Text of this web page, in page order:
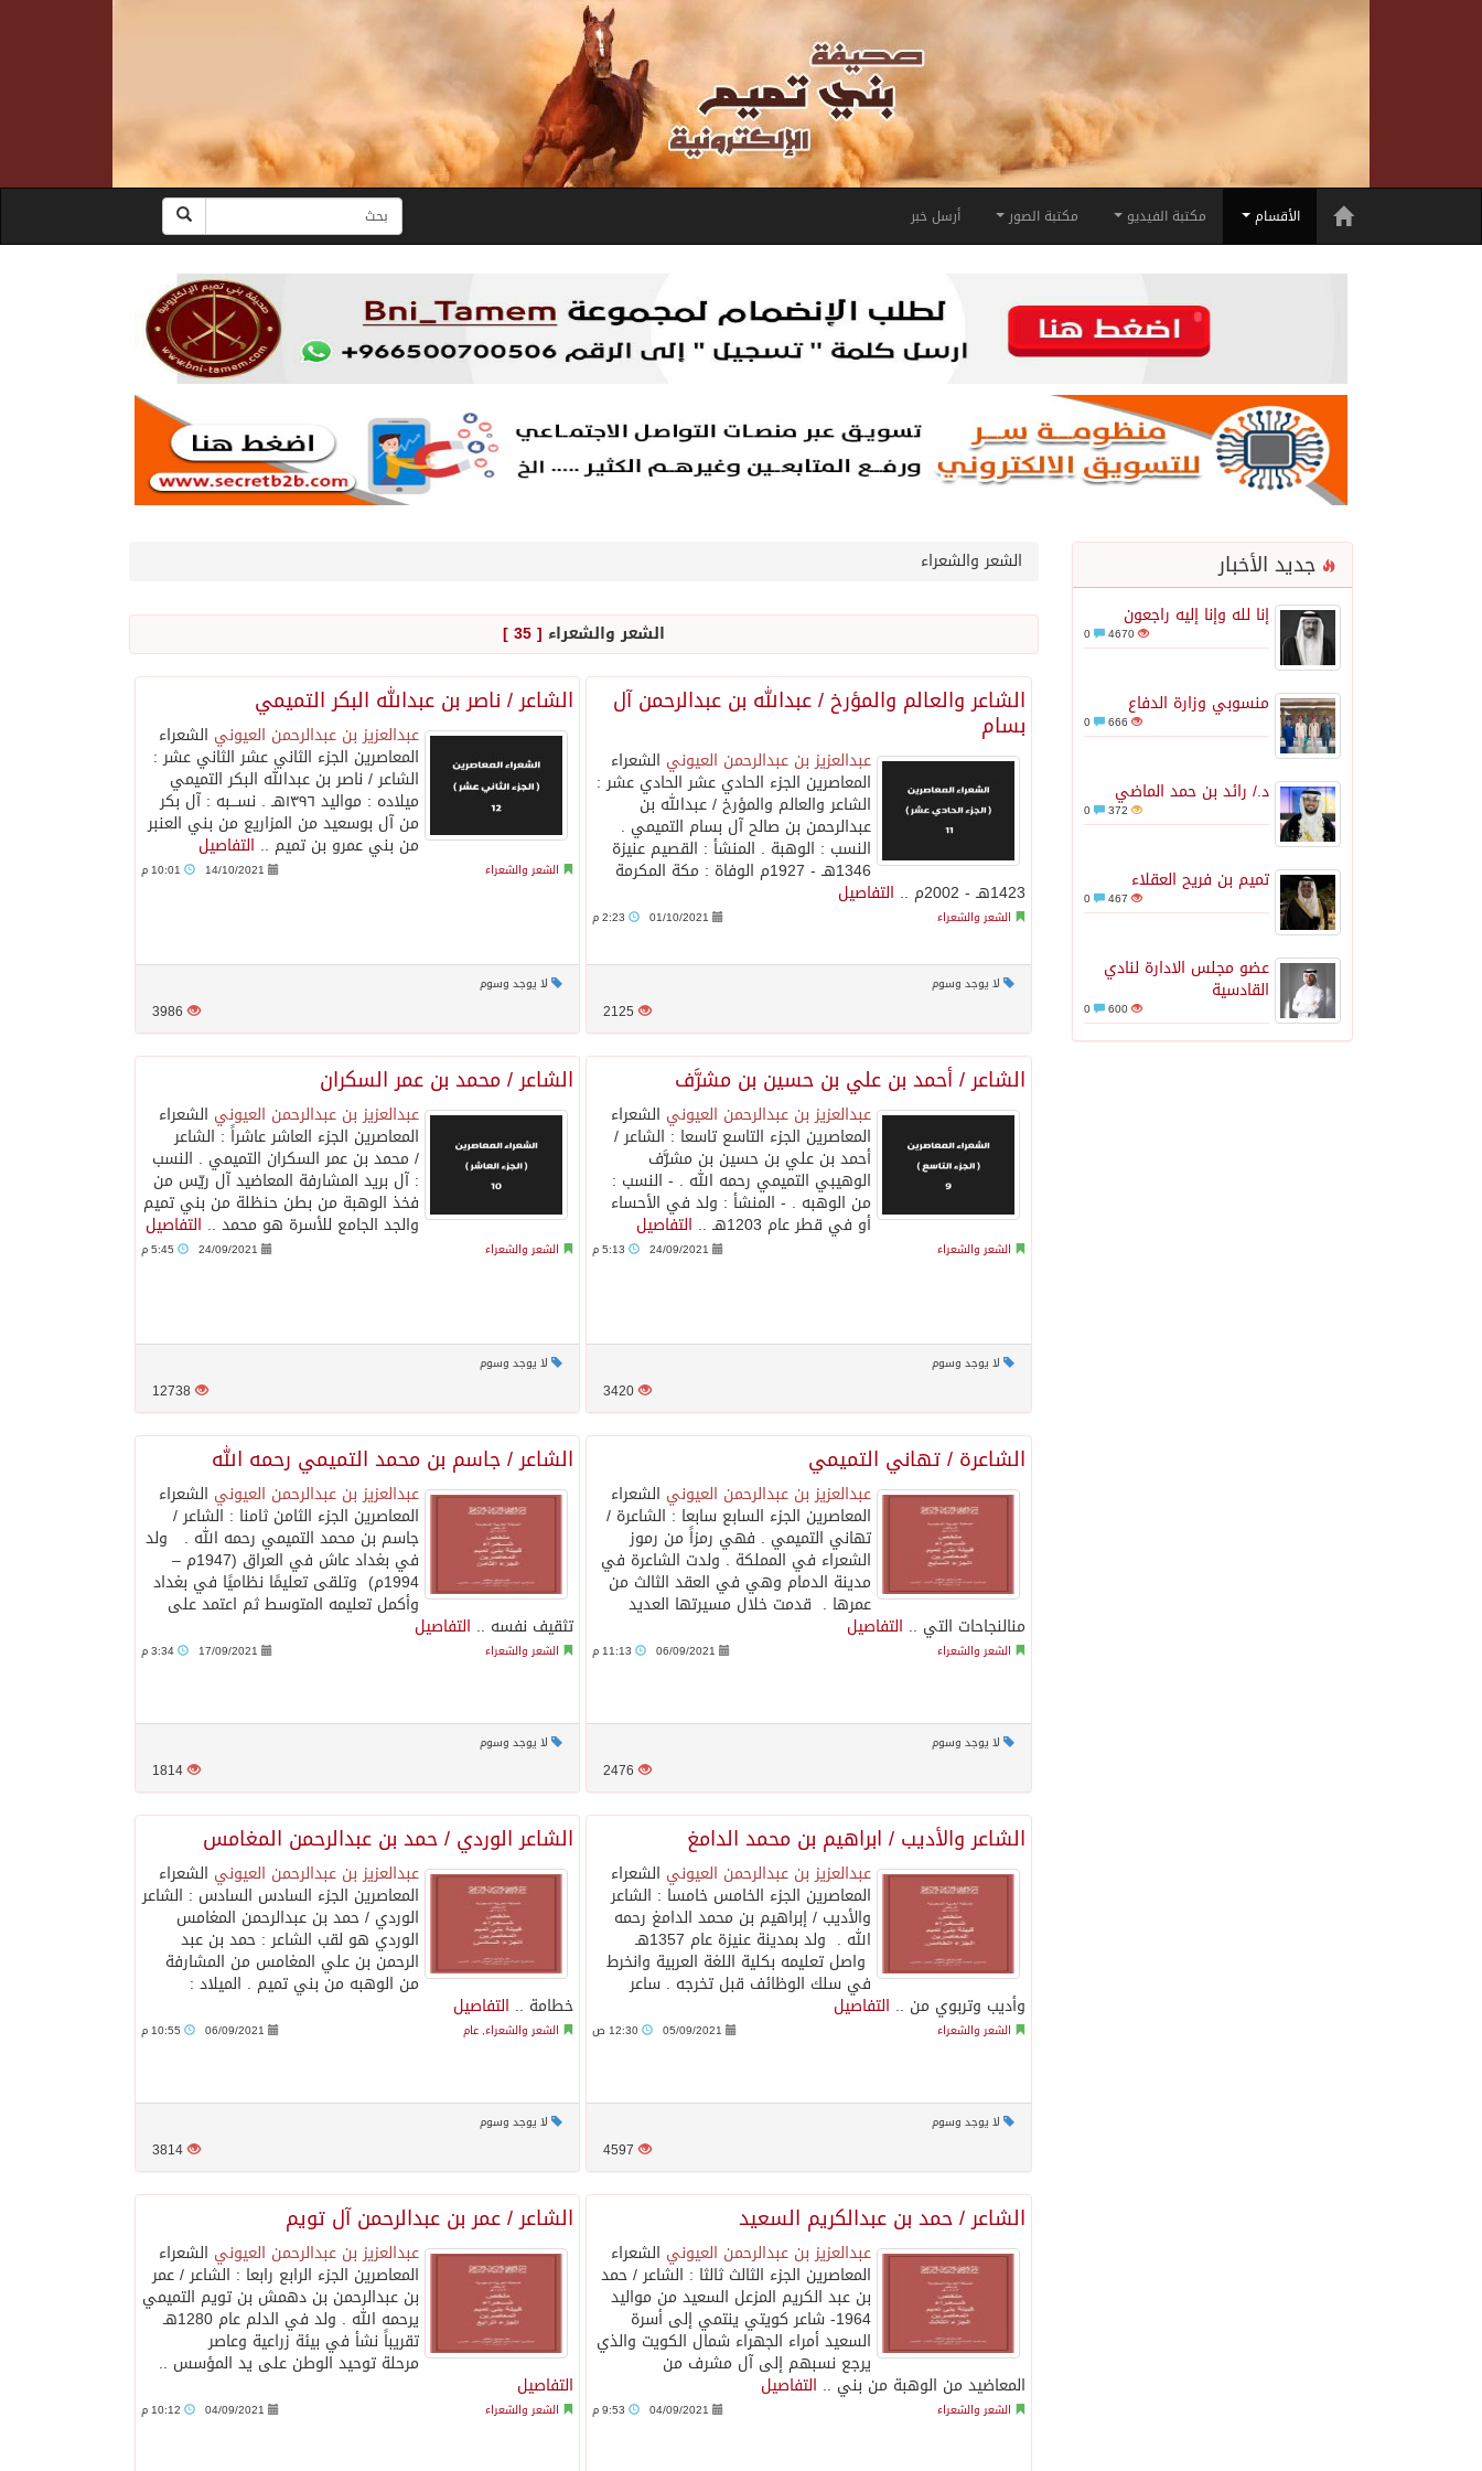
الأقسام مكتبة الفيديو مكتبة الصور أرسل خبر
جديد الأخبار
إنا لله وإنا إليه راجعون
4670
منسوبي وزارة الدفاع
666
د./ رائد بن حمد الماضي
372
تميم بن فريح العقلاء
467
عضو مجلس الادارة لنادي
القادسية
600
الشعر والشعراء
الشعر والشعراء [ 35 ]
الشاعر / ناصر بن عبدالله البكر التميمي
عبدالعزيز بن عبدالرحمن العيوني الشعراء
المعاصرين الجزء الثاني عشر الثاني عشر :
الشاعر / ناصر بن عبدالله البكر التميمي
ميلاده : مواليد ١٣٩٦هـ . نســـبه : آل بكر
من آل بوسعيد من المزاريع من بني العنبر
من بني عمرو بن تميم .. التفاصيل
الشعر والشعراء 14/10/2021
لا يوجد وسوم
3986
الشاعر والعالم والمؤرخ / عبدالله بن عبدالرحمن آل
بسام
عبدالعزيز بن عبدالرحمن العيوني الشعراء
المعاصرين الجزء الحادي عشر‏ الحادي عشر :
الشاعر والعالم والمؤرخ / عبدالله بن
عبدالرحمن بن صالح آل بسام التميمي .
النسب : الوهبة . المنشأ : القصيم عنيزة
1346هـ - 1927م الوفاة : مكة المكرمة
1423هـ - 2002م .. التفاصيل
الشعر والشعراء 01/10/2021 2:23 م
لا يوجد وسوم
2125
الشاعر / محمد بن عمر السكران
عبدالعزيز بن عبدالرحمن العيوني الشعراء
المعاصرين الجزء العاشر ‏عاشراً : الشاعر
/ محمد بن عمر السكران التميمي . النسب
: آل بريد المشارفة المعاضيد آل ريّس من
فخذ الوهبة من بطن حنظلة من بني تميم
والجد الجامع للأسرة هو محمد .. التفاصيل
الشعر والشعراء 24/09/2021
لا يوجد وسوم
12738
الشاعر / أحمد بن علي بن حسين بن مشرَّف
عبدالعزيز بن عبدالرحمن العيوني الشعراء
المعاصرين الجزء التاسع‏ تاسعا : الشاعر /
أحمد بن علي بن حسين بن مشرَّف
الوهيبي التميمي رحمه الله . - النسب :
من الوهبه . - المنشأ : ولد في الأحساء
أو في قطر عام 1203هـ .. التفاصيل
الشعر والشعراء 24/09/2021 5:13 م
لا يوجد وسوم
3420
الشاعر / جاسم بن محمد التميمي رحمه الله
عبدالعزيز بن عبدالرحمن العيوني الشعراء
المعاصرين الجزء الثامن ‏ثامنا : الشاعر /
جاسم بن محمد التميمي رحمه الله . ولد
في بغداد عاش في العراق (1947م –
1994م) وتلقى تعليمًا نظاميًا في بغداد
وأكمل تعليمه المتوسط ثم اعتمد على
تثقيف نفسه .. التفاصيل
الشعر والشعراء 17/09/2021
لا يوجد وسوم
1814
الشاعرة / تهاني التميمي
عبدالعزيز بن عبدالرحمن العيوني الشعراء
المعاصرين الجزء السابع سابعا : الشاعرة /
تهاني التميمي . فهي رمزاً من رموز
الشعراء في المملكة . ولدت الشاعرة في
مدينة الدمام وهي في العقد الثالث من
عمرها . قدمت خلال مسيرتها العديد
منالنجاحات التي .. التفاصيل
الشعر والشعراء 06/09/2021 11:13 م
لا يوجد وسوم
2476
الشاعر الوردي / حمد بن عبدالرحمن المغامس
عبدالعزيز بن عبدالرحمن العيوني الشعراء
المعاصرين الجزء السادس ‏السادس : الشاعر
الوردي / حمد بن عبدالرحمن المغامس
الوردي هو لقب الشاعر : حمد بن عبد
الرحمن بن علي المغامس من المشارفة
من الوهبه من بني تميم . الميلاد :
خطامة .. التفاصيل
الشعر والشعراء, عام 06/09/2021
لا يوجد وسوم
3814
الشاعر والأديب / ابراهيم بن محمد الدامغ
عبدالعزيز بن عبدالرحمن العيوني الشعراء
المعاصرين الجزء الخامس‏ خامسا : الشاعر
والأديب / إبراهيم بن محمد الدامغ رحمه
الله . ولد بمدينة عنيزة عام 1357هـ
واصل تعليمه بكلية اللغة العربية وانخرط
في سلك الوظائف قبل تخرجه . ساعر
وأديب وتربوي من .. التفاصيل
الشعر والشعراء 05/09/2021 12:30 ص
لا يوجد وسوم
4597
الشاعر / عمر بن عبدالرحمن آل تويم
عبدالعزيز بن عبدالرحمن العيوني الشعراء
المعاصرين الجزء الرابع ‏رابعا : الشاعر / عمر
بن عبدالرحمن بن دهمش بن تويم التميمي
يرحمه الله . ولد في الدلم عام 1280هـ
تقريباً نشأ في بيئة زراعية وعاصر
مرحلة توحيد الوطن على يد المؤسس ..
التفاصيل
الشعر والشعراء 04/09/2021
الشاعر / حمد بن عبدالكريم السعيد
عبدالعزيز بن عبدالرحمن العيوني الشعراء
المعاصرين الجزء الثالث‏ ثالثا : الشاعر / حمد
بن عبد الكريم المزعل السعيد من مواليد
1964- شاعر كويتي ينتمي إلى أسرة
السعيد أمراء الجهراء شمال الكويت والذي
يرجع نسبهم إلى آل مشرف من
المعاضيد من الوهبة من بني .. التفاصيل
الشعر والشعراء 04/09/2021 9:53 م